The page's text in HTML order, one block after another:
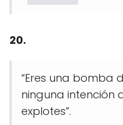
20.
“Eres una bomba
ninguna intención
explotes”.